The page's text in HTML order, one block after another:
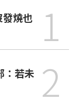
1
：若未 2